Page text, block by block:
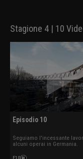
Stagione 4 | 10
Episodio 10
Seguiamo l'incessante
alcuni operai in Germania.